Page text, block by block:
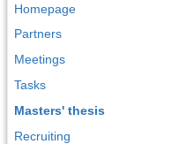
Homepage
Partners
Meetings
Tasks
Masters' thesis
Recruiting